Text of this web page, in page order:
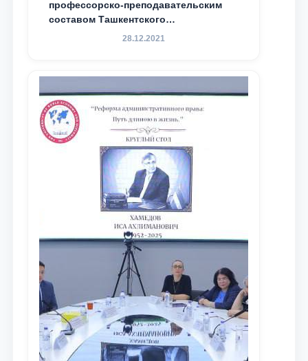
профессорско-преподавательским
составом Ташкентского
государственного юридического
доведения до международного
сообщества результатов реформ и
исследований в сфере
противодействия коррупции
28.12.2021